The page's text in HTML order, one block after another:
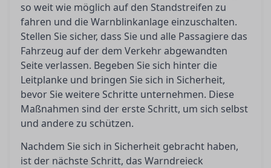
so weit wie möglich auf den Standstreifen zu
fahren und die Warnblinkanlage einzuschalten.
Stellen Sie sicher, dass Sie und alle Passagiere das
Fahrzeug auf der dem Verkehr abgewandten
Seite verlassen. Begeben Sie sich hinter die
Leitplanke und bringen Sie sich in Sicherheit,
bevor Sie weitere Schritte unternehmen. Diese
Maßnahmen sind der erste Schritt, um sich selbst
und andere zu schützen.
Nachdem Sie sich in Sicherheit gebracht haben,
ist der nächste Schritt, das Warndreieck